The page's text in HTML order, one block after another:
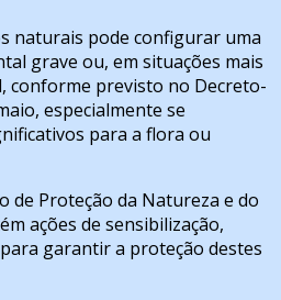
naturais pode configurar uma
grave ou, em situações mais
conforme previsto no Decreto-
especialmente se
para a flora ou
de Proteção da Natureza e do
ações de sensibilização,
garantir a proteção destes